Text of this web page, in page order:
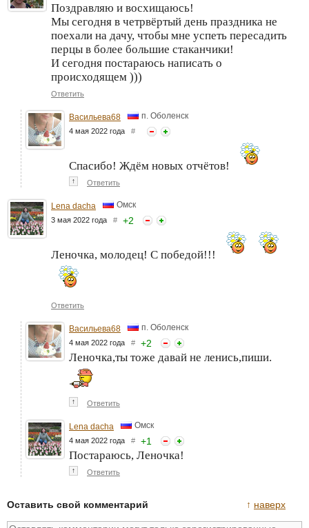
Поздравляю и восхищаюсь!
Мы сегодня в четрвёртый день праздника не
поехали на дачу, чтобы мне успеть пересадить
перцы в более большие стаканчики!
И сегодня постараюсь написать о
происходящем )))
Ответить
Васильева68 п. Оболенск
4 мая 2022 года #
Спасибо! Ждём новых отчётов!
↑ Ответить
Lena dacha Омск
3 мая 2022 года # +2
Леночка, молодец! С победой!!!
Ответить
Васильева68 п. Оболенск
4 мая 2022 года # +2
Леночка,ты тоже давай не ленись,пиши.
↑ Ответить
Lena dacha Омск
4 мая 2022 года # +1
Постараюсь, Леночка!
↑ Ответить
↑ наверх
Оставить свой комментарий